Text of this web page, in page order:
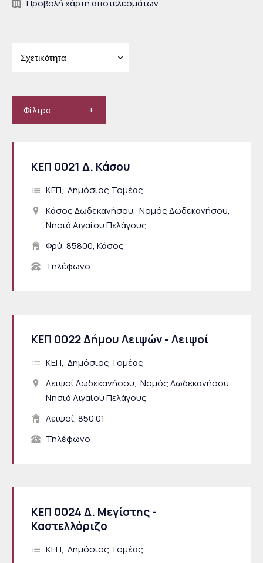
Προβολή χάρτη αποτελεσμάτων
Φίλτρα
ΚΕΠ 0021 Δ. Κάσου
ΚΕΠ Δημόσιος Τομέας
Κάσος Δωδεκανήσου Νομός Δωδεκανήσου
Νησιά Αιγαίου Πελάγους
Φρύ, 85800, Κάσος
Τηλέφωνο
ΚΕΠ 0022 Δήμου Λειψών - Λειψοί
ΚΕΠ Δημόσιος Τομέας
Λειψοί Δωδεκανήσου Νομός Δωδεκανήσου
Νησιά Αιγαίου Πελάγους
Λειψοί, 850 01
Τηλέφωνο
ΚΕΠ 0024 Δ. Μεγίστης -
Καστελλόριζο
ΚΕΠ Δημόσιος Τομέας